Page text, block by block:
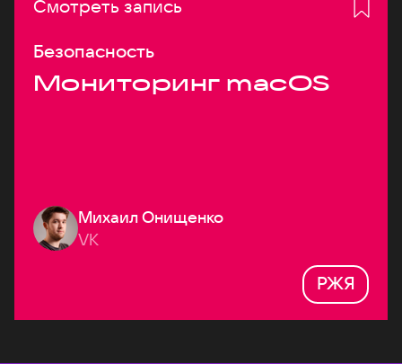
Смотреть запись
Безопасность
Мониторинг macOS
Михаил Онищенко
VK
РЖЯ